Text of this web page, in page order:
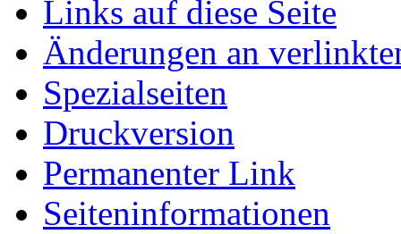
Links auf diese Seite
Änderungen an
Spezialseiten
Druckversion
Permanenter Link
Seiteninformationen